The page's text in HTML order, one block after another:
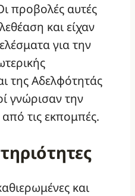
προβολές αυτές
και είχαν
για την
της Αδελφότητάς
γνώρισαν την
τις εκπομπές.
και